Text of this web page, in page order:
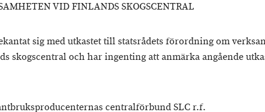
VID FINLANDS SKOGSCENTRAL
sig med utkastet till statsrådets förordning om
skogscentral och har ingenting att anmärka angående
centralförbund SLC r.f.